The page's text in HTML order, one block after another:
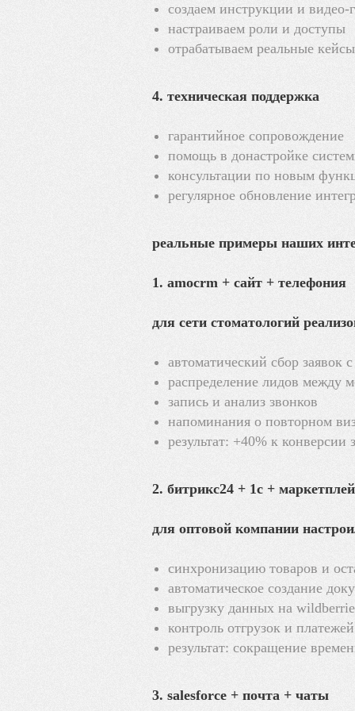
создаем инструкции и видео-
настраиваем роли и доступы
отрабатываем реальные кейсы
4. техническая поддержка
гарантийное сопровождение
помощь в донастройке
консультации по новым
регулярное обновление
реальные примеры наших
1. amocrm + сайт + телефония
для сети стоматологий
автоматический сбор заявок
распределение лидов между
запись и анализ звонков
напоминания о повторном
результат: +40% к конверсии
2. битрикс24 + 1с +
для оптовой компании
синхронизацию товаров и
автоматическое создание
выгрузку данных на
контроль отгрузок и платежей
результат: сокращение
3. salesforce + почта + чаты